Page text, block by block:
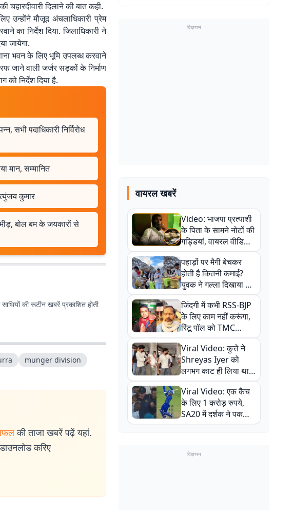
चहारदीवारी दिलाने की बात कही.
उन्होंने मौजूद अंचलाधिकारी प्रेम
का निर्देश दिया. जिलाधिकारी ने
जायेगा.
भवन के लिए भूमि उपलब्ध करवाने
जाने वाली जर्जर सड़कों के निर्माण
को निर्देश दिया है.
सभी पदाधिकारी निर्विरोध
मान, सम्मानित
कुमार
भीड़, बोल बम के जयकारों से
की रूटीन खबरें प्रकाशित होती
munger division
की ताजा खबरें पढ़ें यहां.
करिए
विज्ञापन
वायरल खबरें
Video: भाजपा प्रत्याशी
के पिता के सामने नोटों की
गड्डियां, वायरल वीडियो
से राजनीति में उबाल,
अजित महतो बोले- TMC
की गंदी चाल
पहाड़ों पर मैगी बेचकर
होती है कितनी कमाई?
युवक ने गल्ला दिखाया तो
नौकरी वालों के खड़े हो गए
कान
जिंदगी में कभी RSS-BJP
के लिए काम नहीं करूंगा,
रिंटू पॉल को TMC
ऑफिस में ले जाकर पीटा,
Video वायरल
Viral Video: कुत्ते ने
Shreyas Iyer को
लगभग काट ही लिया था,
न्यूजीलैंड सीरीज से पहले
बाल-बाल बचे
Viral Video: एक कैच
के लिए 1 करोड़ रुपये,
SA20 में दर्शक ने पकड़ा
एक हाथ से गजब का कैच
विज्ञापन